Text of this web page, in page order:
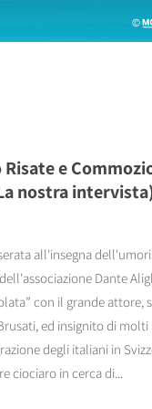
e
nostra
all'insegna
Dante
con il grande attore,
ed insignito di
degli italiani in
ciociaro in cerca di...